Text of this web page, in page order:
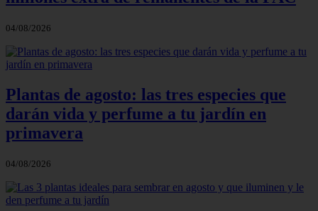
04/08/2026
Plantas de agosto: las tres especies que
darán vida y perfume a tu jardín en
primavera
04/08/2026